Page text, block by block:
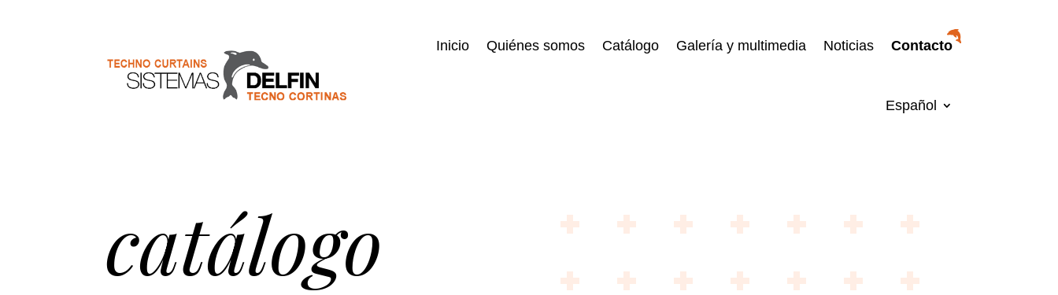
Inicio Quiénes somos Catálogo Galería y multimedia Noticias Contacto
Español
catálogo